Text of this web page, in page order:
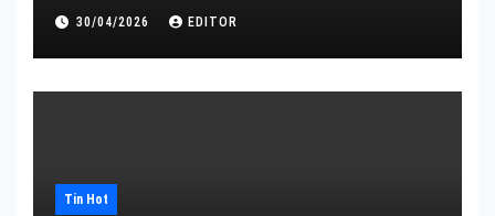
30/04/2026 EDITOR
Tin Hot